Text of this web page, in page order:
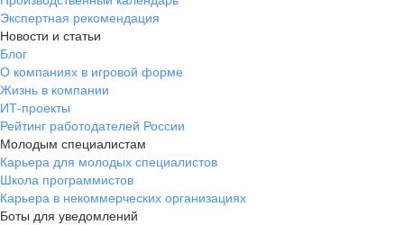
Экспертная рекомендация
Новости и статьи
Блог
О компаниях в игровой форме
Жизнь в компании
ИТ-проекты
Рейтинг работодателей России
Молодым специалистам
Карьера для молодых специалистов
Школа программистов
Карьера в некоммерческих организациях
Боты для уведомлений